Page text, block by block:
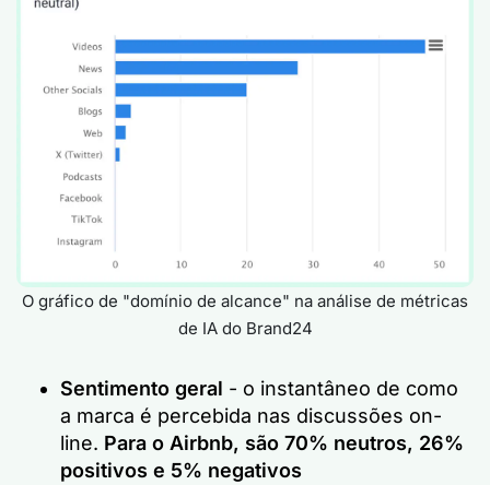
O gráfico de "domínio de alcance" na análise de métricas
de IA do Brand24
Sentimento geral - o instantâneo de como
a marca é percebida nas discussões on-
line. Para o Airbnb, são 70% neutros, 26%
positivos e 5% negativos